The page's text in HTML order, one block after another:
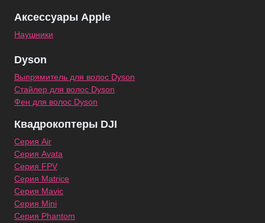
Аксессуары Apple
Наушники
Dyson
Выпрямитель для волос Dyson
Стайлер для волос Dyson
Фен для волос Dyson
Квадрокоптеры DJI
Серия Air
Серия Avata
Серия FPV
Серия Matrice
Серия Mavic
Серия Mini
Серия Phantom